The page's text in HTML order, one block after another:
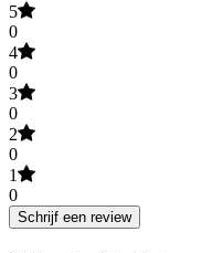
5
0
4
0
3
0
2
0
1
0
Schrijf een review